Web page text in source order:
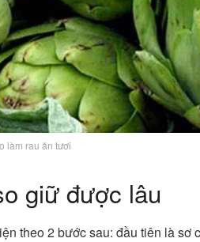
làm rau ăn tươi
giữ được lâu
theo 2 bước sau: đầu tiên là sơ